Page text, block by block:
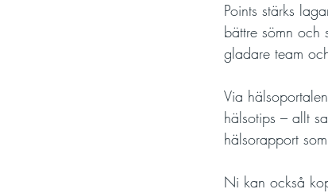
Points stärks
bättre sömn och
gladare team
Via
hälsotips – allt
hälsorapport
Ni kan också